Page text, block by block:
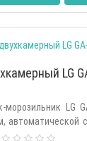
LG
LG
автоматической